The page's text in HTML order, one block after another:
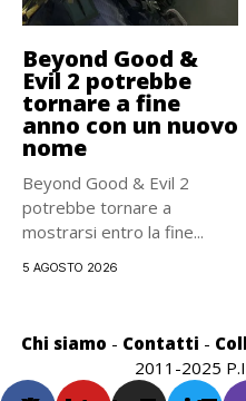
Beyond Good &
Evil 2 potrebbe
tornare a fine
anno con un nuovo
nome
Beyond Good & Evil 2
potrebbe tornare a
mostrarsi entro la fine...
5 AGOSTO 2026
Chi siamo - Contatti -
2011-2025